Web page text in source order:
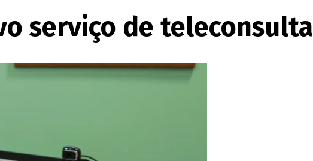
serviço de teleconsulta